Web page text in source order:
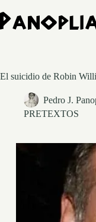
al
contenido
El suicidio de Robin
Pedro J.
PRETEXTOS